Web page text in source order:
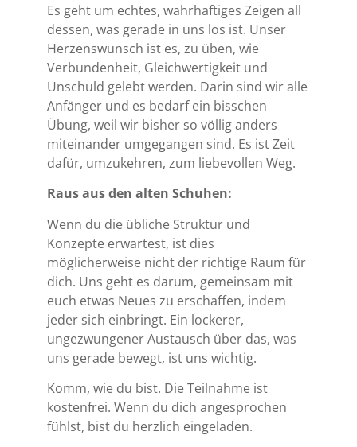
Es geht um echtes, wahrhaftiges Zeigen all
dessen, was gerade in uns los ist. Unser
Herzenswunsch ist es, zu üben, wie
Verbundenheit, Gleichwertigkeit und
Unschuld gelebt werden. Darin sind wir alle
Anfänger und es bedarf ein bisschen
Übung, weil wir bisher so völlig anders
miteinander umgegangen sind. Es ist Zeit
dafür, umzukehren, zum liebevollen Weg.
Raus aus den alten Schuhen:
Wenn du die übliche Struktur und
Konzepte erwartest, ist dies
möglicherweise nicht der richtige Raum für
dich. Uns geht es darum, gemeinsam mit
euch etwas Neues zu erschaffen, indem
jeder sich einbringt. Ein lockerer,
ungezwungener Austausch über das, was
uns gerade bewegt, ist uns wichtig.
Komm, wie du bist. Die Teilnahme ist
kostenfrei. Wenn du dich angesprochen
fühlst, bist du herzlich eingeladen.